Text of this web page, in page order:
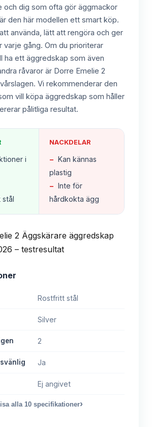
och dig som ofta gör äggmackor
den här modellen ett smart köp.
använda, lätt att rengöra och ger
varje gång. Om du prioriterar
ha ett äggredskap som även
råvaror är Dorre Emelie 2
Vi rekommenderar den
vill köpa äggredskap som håller
pålitliga resultat.
i
stål
NACKDELAR
− Kan kännas
plastig
− Inte för
hårdkokta ägg
Rostfritt stål
Silver
2
Ja
Ej angivet
alla10 specifikationer›